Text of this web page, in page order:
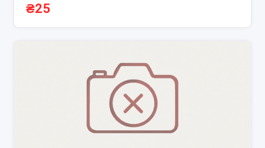
₴25